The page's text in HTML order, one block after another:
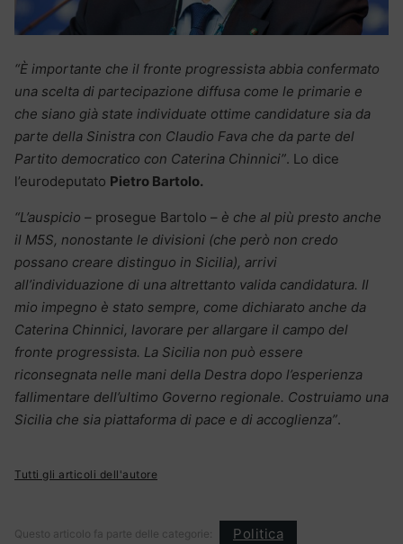
“È importante che il fronte progressista abbia confermato
una scelta di partecipazione diffusa come le primarie e
che siano già state individuate ottime candidature sia da
parte della Sinistra con Claudio Fava che da parte del
Partito democratico con Caterina Chinnici”. Lo dice
l’eurodeputato Pietro Bartolo.
“L’auspicio – prosegue Bartolo – è che al più presto anche
il M5S, nonostante le divisioni (che però non credo
possano creare distinguo in Sicilia), arrivi
all’individuazione di una altrettanto valida candidatura. Il
mio impegno è stato sempre, come dichiarato anche da
Caterina Chinnici, lavorare per allargare il campo del
fronte progressista. La Sicilia non può essere
riconsegnata nelle mani della Destra dopo l’esperienza
fallimentare dell’ultimo Governo regionale. Costruiamo una
Sicilia che sia piattaforma di pace e di accoglienza”.
Tutti gli articoli dell'autore
Questo articolo fa parte delle categorie: Politica